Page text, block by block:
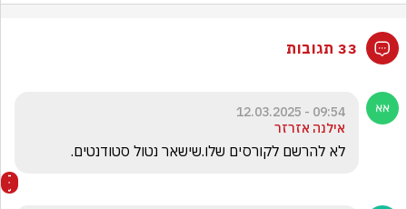
33 תגובות
09:54 - 12.03.2025
אילנה אזרזר
לא להרשם לקורסים שלו.שישאר נטול סטודנטים.